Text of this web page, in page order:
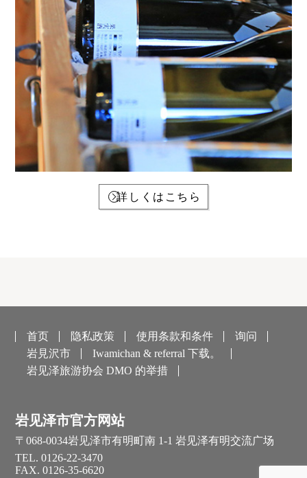
詳しくはこちら
首页 隐私政策 使用条款和条件
询问
岩見沢市
Iwamichan & referral 下载。
岩见泽旅游协会 DMO 的举措
岩见泽市官方网站
〒068-0034岩见泽市有明町南 1-1 岩见泽有明交流广场
TEL. 0126-22-3470
FAX. 0126-35-6620